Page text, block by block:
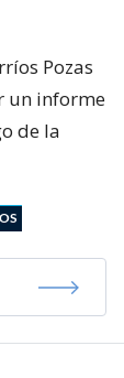
Pozas
un informe
de la